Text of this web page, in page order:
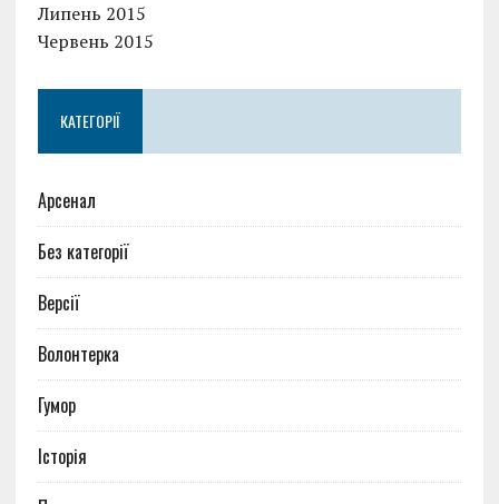
Липень 2015
Червень 2015
КАТЕГОРІЇ
Арсенал
Без категорії
Версії
Волонтерка
Гумор
Історія